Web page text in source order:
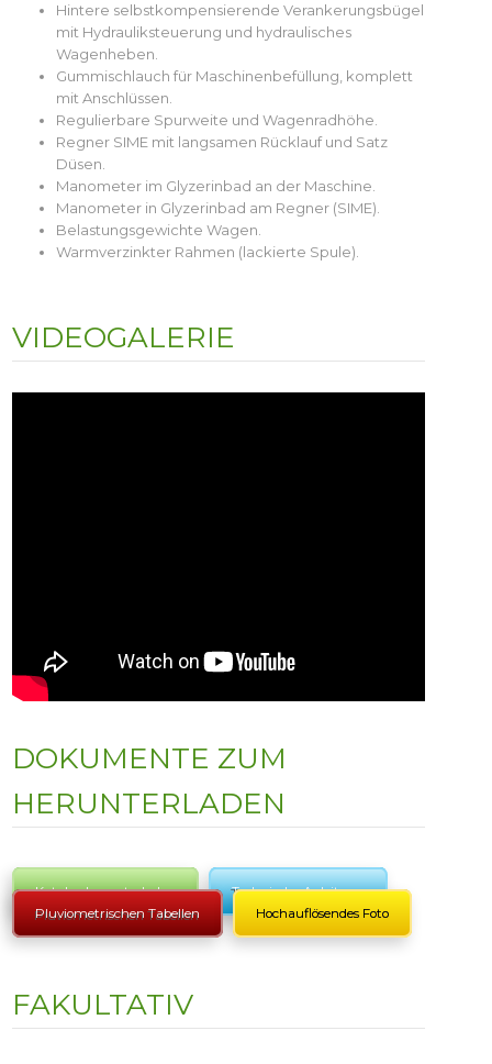
Hintere selbstkompensierende Verankerungsbügel
mit Hydrauliksteuerung und hydraulisches
Wagenheben.
Gummischlauch für Maschinenbefüllung, komplett
mit Anschlüssen.
Regulierbare Spurweite und Wagenradhöhe.
Regner SIME mit langsamen Rücklauf und Satz
Düsen.
Manometer im Glyzerinbad an der Maschine.
Manometer in Glyzerinbad am Regner (SIME).
Belastungsgewichte Wagen.
Warmverzinkter Rahmen (lackierte Spule).
VIDEOGALERIE
DOKUMENTE ZUM
HERUNTERLADEN
Katalog herunterladen
Technische Anleitung
Pluviometrischen Tabellen
Hochauflösendes Foto
FAKULTATIV